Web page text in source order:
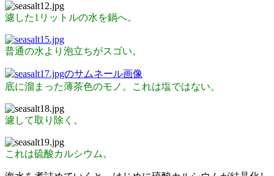
濾した1リットルの水を鍋へ。
普通の水より泡立ちがスゴい。
底に溜まった薄茶色のモノ。これは塩ではない。
濾して取り除く。
これは硫酸カルシウム。